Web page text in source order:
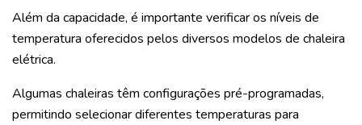
Além da capacidade, é importante verificar os níveis de
temperatura oferecidos pelos diversos modelos de chaleira
elétrica.
Algumas chaleiras têm configurações pré-programadas,
permitindo selecionar diferentes temperaturas para